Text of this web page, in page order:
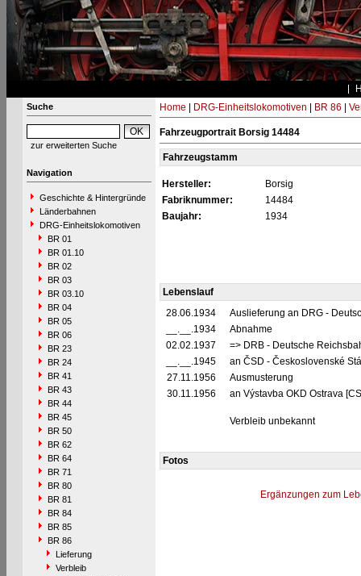
Suche
zur erweiterten Suche
Navigation
Geschichte & Hintergründe
Länderbahnen
DRG-Einheitslokomotiven
BR 01
BR 01.10
BR 02
BR 03
BR 03.10
BR 04
BR 05
BR 06
BR 23
BR 24
BR 41
BR 43
BR 44
BR 45
BR 50
BR 62
BR 64
BR 71
BR 80
BR 81
BR 84
BR 85
BR 86
Lieferung
Verbleib
Home DRG-Einheitslokomotiven BR 86
Fahrzeugportrait Borsig 14484
Fahrzeugstamm
Hersteller:
Borsig
Fabriknummer:
14484
Baujahr:
1934
Lebenslauf
28.06.1934
Auslieferung an DRG -
__.__.1934
Abnahme
02.02.1937
=> DRB - Deutsche
__.__.1945
an ČSD - Československé
27.11.1956
Ausmusterung
30.11.1956
an Výstavba OKD Ostrava
Verbleib unbekannt
Fotos
Ergänzungen zum